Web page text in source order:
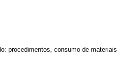
procedimentos, consumo de materiais,